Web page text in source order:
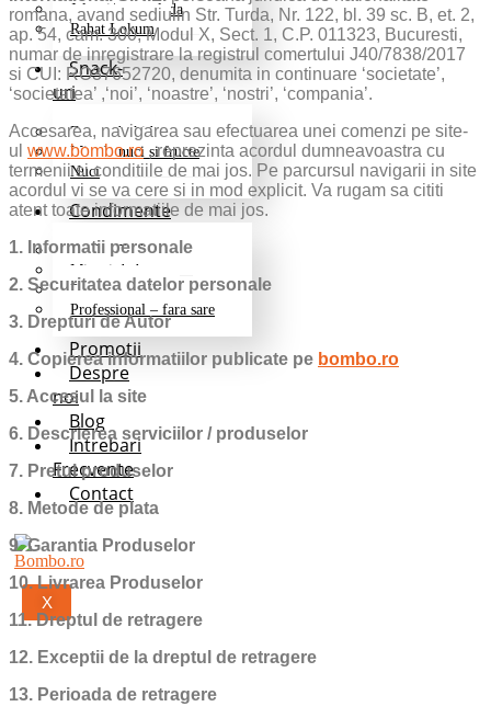
Jeleuri/marmelada
Rahat Lokum
Snack-
uri
Fructe deshidratate
Mix de nuci si fructe
Nuci
Condimente
Grill si Barbeque
Mixuri de baza
Pentru cartofi
Professional – fara sare
Promotii
Despre
noi
Blog
Intrebari
Frecvente
Contact
X
romana, avand sediulin Str. Turda, Nr. 122, bl. 39 sc. B, et. 2,
ap. 54, cam. 300, Modul X, Sect. 1, C.P. 011323, Bucuresti,
numar de inregistrare la registrul comertului J40/7838/2017
si CUI: RO37652720, denumita in continuare ‘societate’,
‘societatea’ ,‘noi’, ‘noastre’, ‘nostri’, ‘compania’.
Accesarea, navigarea sau efectuarea unei comenzi pe site-
ul www.bombo.ro , reprezinta acordul dumneavoastra cu
termenii si conditiile de mai jos. Pe parcursul navigarii in site
acordul vi se va cere si in mod explicit. Va rugam sa cititi
atent toate informatiile de mai jos.
1. Informatii personale
2. Securitatea datelor personale
3. Drepturi de Autor
4. Copierea informatiilor publicate pe bombo.ro
5. Accesul la site
6. Descrierea serviciilor / produselor
7. Pretul produselor
8. Metode de plata
9. Garantia Produselor
10. Livrarea Produselor
11. Dreptul de retragere
12. Exceptii de la dreptul de retragere
13. Perioada de retragere